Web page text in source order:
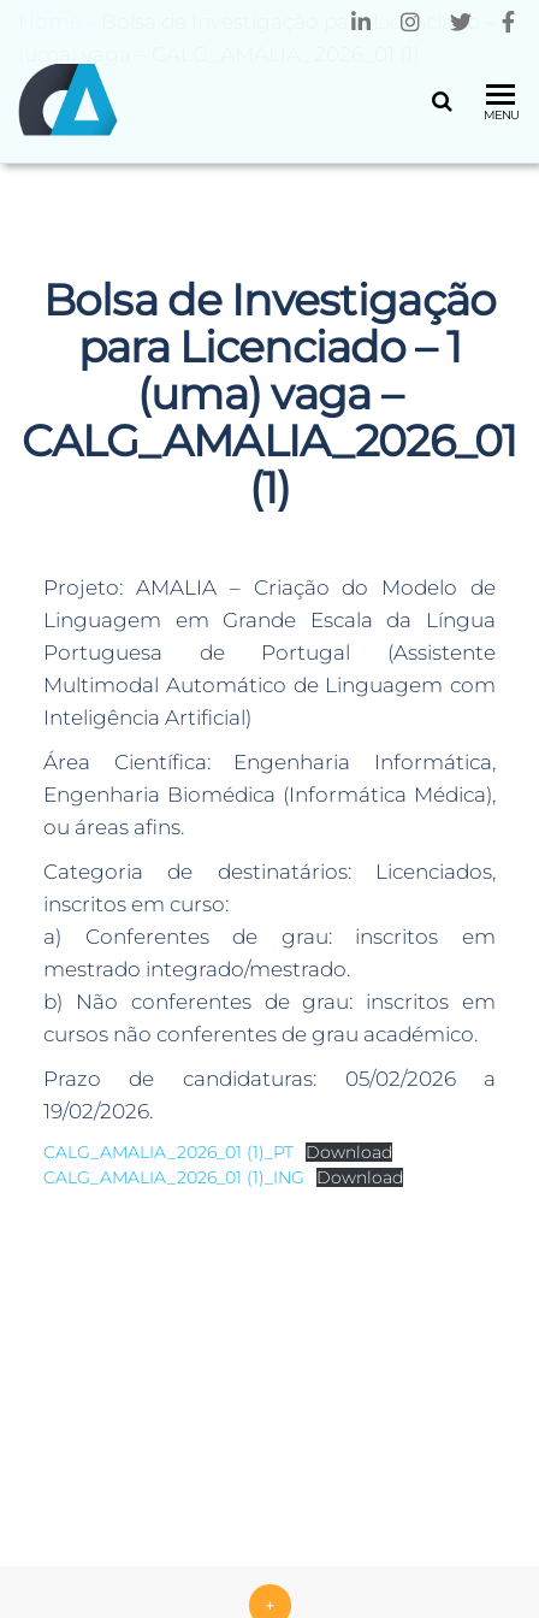
MENU
Bolsa de Investigação para Licenciado – 1
Bolsa de Investigação
para Licenciado – 1
(uma) vaga –
CALG_AMALIA_2026_01
(1)
Projeto: AMALIA – Criação do Modelo de
Linguagem em Grande Escala da Língua
Portuguesa de Portugal (Assistente
Multimodal Automático de Linguagem com
Inteligência Artificial)
Área Científica: Engenharia Informática,
Engenharia Biomédica (Informática Médica),
ou áreas afins.
Categoria de destinatários: Licenciados,
inscritos em curso:
a) Conferentes de grau: inscritos em
mestrado integrado/mestrado.
b) Não conferentes de grau: inscritos em
cursos não conferentes de grau académico.
Prazo de candidaturas: 05/02/2026 a
19/02/2026.
CALG_AMALIA_2026_01 (1)_PT
Download
CALG_AMALIA_2026_01 (1)_ING
Download
+